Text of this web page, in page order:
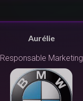
Aurélie
Responsable Marketing